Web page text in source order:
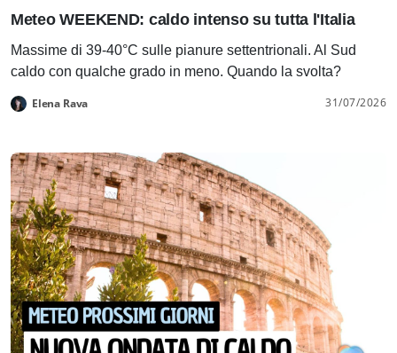
Meteo WEEKEND: caldo intenso su tutta l'Italia
Massime di 39-40°C sulle pianure settentrionali. Al Sud
caldo con qualche grado in meno. Quando la svolta?
Elena Rava 31/07/2026